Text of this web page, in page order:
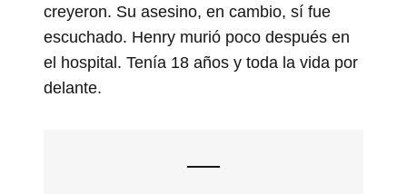
creyeron. Su asesino, en cambio, sí fue
escuchado. Henry murió poco después en
el hospital. Tenía 18 años y toda la vida por
delante.